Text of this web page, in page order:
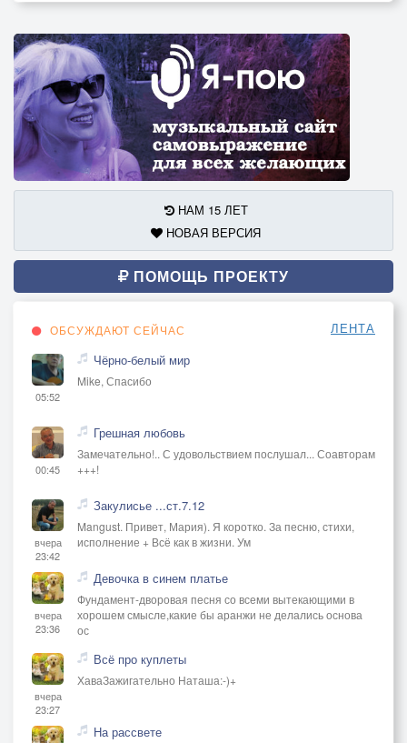
НАМ 15 ЛЕТ
НОВАЯ ВЕРСИЯ
ПОМОЩЬ ПРОЕКТУ
ОБСУЖДАЮТ СЕЙЧАС ЛЕНТА
05:52
Чёрно-белый мир
Mike, Спасибо
00:45
Грешная любовь
Замечательно!.. С удовольствием послушал... Соавторам
+++!
вчера
23:42
Закулисье ...ст.7.12
Mangust. Привет, Мария). Я коротко. За песню, стихи,
исполнение + Всё как в жизни. Ум
вчера
23:36
Девочка в синем платье
Фундамент-дворовая песня со всеми вытекающими в
хорошем смысле,какие бы аранжи не делались основа
ос
вчера
23:27
Всё про куплеты
ХаваЗажигательно Наташа:-)+
На рассвете